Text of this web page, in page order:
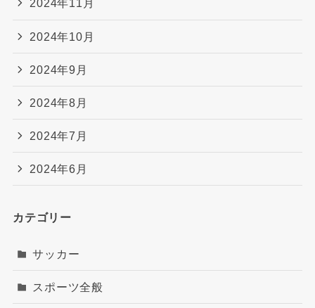
2024年11月
2024年10月
2024年9月
2024年8月
2024年7月
2024年6月
カテゴリー
サッカー
スポーツ全般